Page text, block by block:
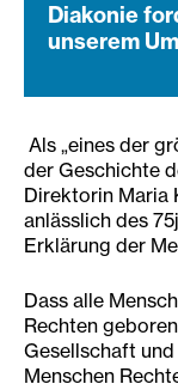
Diakonie
unserem
Als „eines der
der Geschichte
Direktorin Maria
anlässlich des
Erklärung der
Dass alle
Rechten
Gesellschaft und
Menschen